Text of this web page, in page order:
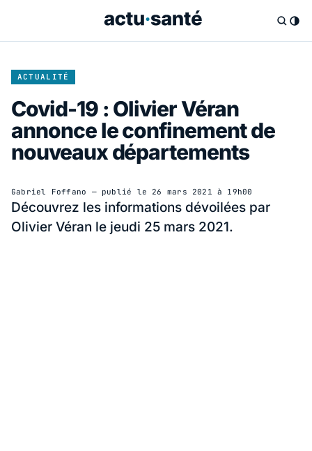
ACTUALITÉ
Covid-19 : Olivier Véran
annonce le confinement de
nouveaux départements
Gabriel Foffano — publié le 26 mars 2021 à 19h00
Découvrez les informations dévoilées par
Olivier Véran le jeudi 25 mars 2021.